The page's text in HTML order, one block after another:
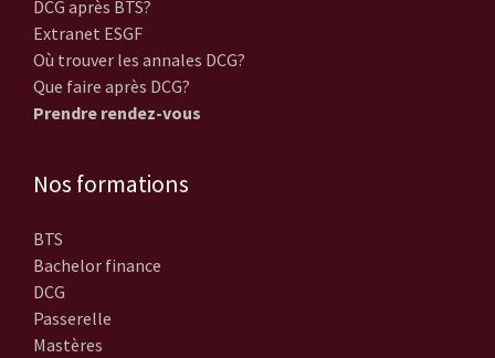
DCG après BTS?
Extranet ESGF
Où trouver les annales DCG?
Que faire après DCG?
Prendre rendez-vous
Nos formations
BTS
Bachelor finance
DCG
Passerelle
Mastères